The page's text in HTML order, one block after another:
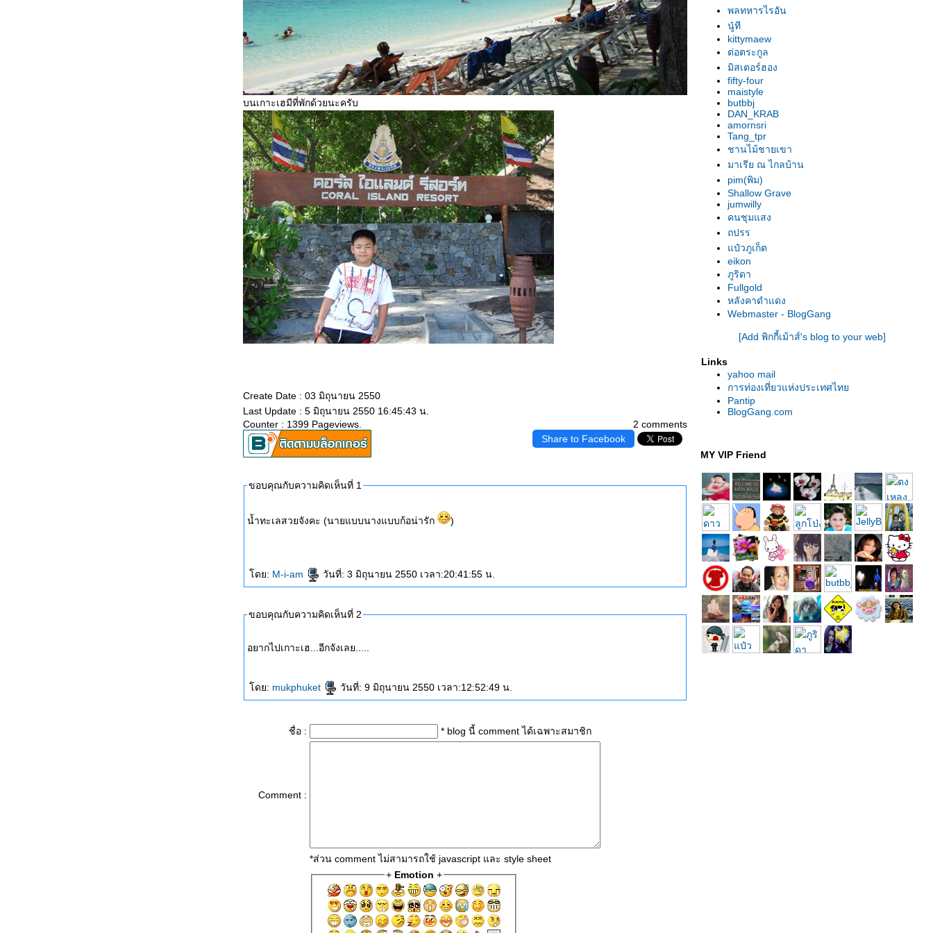
บนเกาะเฮมีที่พักด้วยนะครับ
Create Date : 03 มิถุนายน 2550
Last Update : 5 มิถุนายน 2550 16:45:43 น.
2 comments
Counter : 1399 Pageviews.
Share to Facebook
ขอบคุณกับความคิดเห็นที่ 1
น้ำทะเลสวยจังคะ (นายแบบนางแบบก้อน่ารัก )
ดย: M-i-am วันที่: 3 มิถุนายน 2550 เวลา:20:41:55 น.
ขอบคุณกับความคิดเห็นที่ 2
อยากไปเกาะเฮ...อีกจังเลย.....
ดย: mukphuket วันที่: 9 มิถุนายน 2550 เวลา:12:52:49 น.
ชื่อ : * blog นี้ comment ได้เฉพาะสมาชิก
Comment :
*ส่วน comment ไม่สามารถใช้ javascript และ style sheet
+ Emotion +
พลทหารไรอัน
นู๋ที
kittymaew
ต่อตระกูล
มิสเตอร์ฮอง
fifty-four
maistyle
butbbj
DAN_KRAB
amornsri
Tang_tpr
ชานไม้ชายเขา
มาเรีย ณ ไกลบ้าน
pim(พิม)
Shallow Grave
jumwilly
คนชุมแสง
ถปรร
ป๋วภูเก็ต
eikon
ภูริดา
Fullgold
หลังคาดำแดง
Webmaster - BlogGang
[Add พิกกี้เม้าส์'s blog to your web]
Links
yahoo mail
การท่องเที่ยวแห่งประเทศไท
Pantip
BlogGang.com
MY VIP Friend